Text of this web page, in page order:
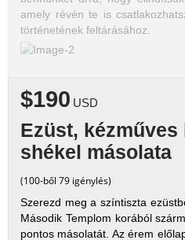
amely révén te is
történetének feltárásához.
$190 USD
Ezüst,
shékel másolata
(100-ből 79 igénylés)
Szerezd meg a színtiszta
Második Templom korából
pontos másolatát. Az érem